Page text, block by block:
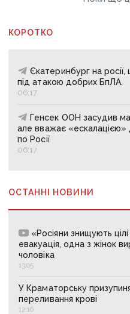
КОРОТКО
Єкатеринбург на росії,
під атакою добрих БпЛА.
06:17
Генсек ООН засудив
але вважає «ескалацією»
по Росії
06:17
ОСТАННІ НОВИНИ
«Росіяни знищують
евакуація, одна з жінок
чоловіка
13:05
У Краматорську
переливання крові
12:16